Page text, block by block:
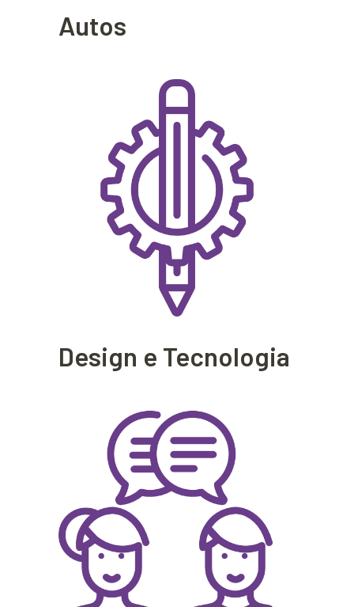
Autos
Design e Tecnologia